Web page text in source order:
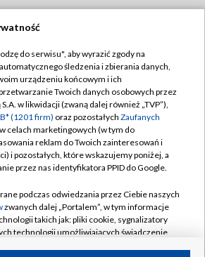
TVP
TVP
Cyfrowa
Regulamin TVP
Polityka prywatności
Moje zgody
Pomoc
Kontakt
Kanały
do serwisu", aby wyrazić zgody na
śledzenia i zbierania danych,
urządzeniu końcowym i ich
Twoich danych osobowych przez
w likwidacji (zwaną dalej również „TVP”),
(1201 firm) oraz pozostałych Zaufanych
celach marketingowych (w tym do
reklam do Twoich zainteresowań i
i pozostałych, które wskazujemy poniżej, a
przez nas identyfikatora PPID do Google.
podczas odwiedzania przez Ciebie naszych
zwanych dalej „Portalem”, w tym informacje
takich jak: pliki cookie, sygnalizatory
technologii umożliwiających świadczenie